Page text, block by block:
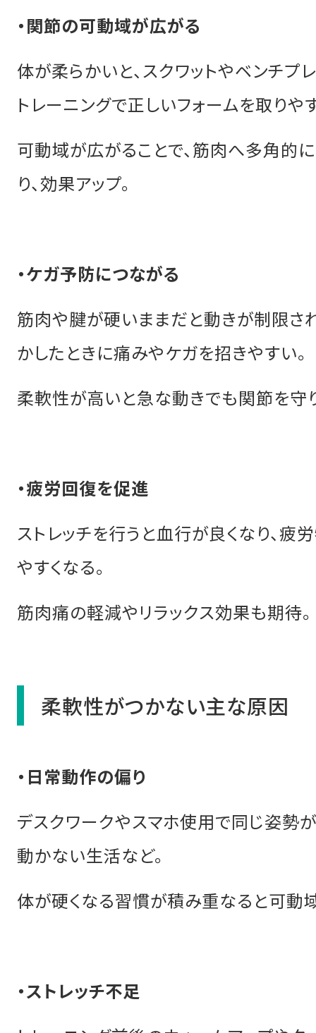
・関節の可動域が広がる
体が柔らかいと、スクワットやベンチプ
トレーニングで正しいフォームを取りや
可動域が広がることで、筋肉へ多角的
り、効果アップ。
・ケガ予防につながる
筋肉や腱が硬いままだと動きが制限さ
かしたときに痛みやケガを招きやすい。
柔軟性が高いと急な動きでも関節を守
・疲労回復を促進
ストレッチを行うと血行が良くなり、疲
やすくなる。
筋肉痛の軽減やリラックス効果も期待。
柔軟性がつかない主な原因
・日常動作の偏り
デスクワークやスマホ使用で同じ姿勢が
動かない生活など。
体が硬くなる習慣が積み重なると可動
・ストレッチ不足